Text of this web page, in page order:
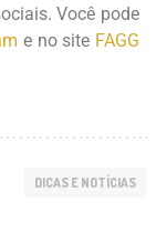
Você pode
e no site FAGG
DICAS E NOTÍCIAS